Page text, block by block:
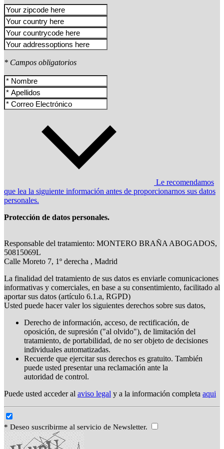
* Campos obligatorios
Le recomendamos
que lea la siguiente información antes de proporcionarnos sus datos
personales.
Protección de datos personales.
Responsable del tratamiento: MONTERO BRAÑA ABOGADOS,
50815069L
Calle Moreto 7, 1º derecha , Madrid
La finalidad del tratamiento de sus datos es enviarle comunicaciones
informativas y comerciales, en base a su consentimiento, facilitado al
aportar sus datos (artículo 6.1.a, RGPD)
Usted puede hacer valer los siguientes derechos sobre sus datos,
Derecho de información, acceso, de rectificación, de
oposición, de supresión ("al olvido"), de limitación del
tratamiento, de portabilidad, de no ser objeto de decisiones
individuales automatizadas.
Recuerde que ejercitar sus derechos es gratuito. También
puede usted presentar una reclamación ante la
autoridad de control.
Puede usted acceder al aviso legal y a la información completa aqui
* Deseo suscribirme al servicio de Newsletter.